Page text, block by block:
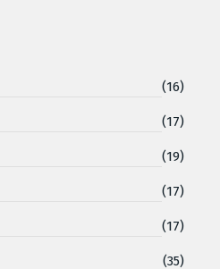
(16)
(17)
(19)
(17)
(17)
(35)